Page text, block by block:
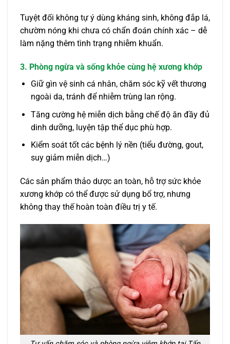
Tuyệt đối không tự ý dùng kháng sinh, không đắp lá,
chườm nóng khi chưa có chẩn đoán chính xác – dễ
làm nặng thêm tình trạng nhiễm khuẩn.
3. Phòng ngừa và sống khỏe cùng hệ xương khớp
Giữ gìn vệ sinh cá nhân, chăm sóc kỹ vết thương
ngoài da, tránh để nhiễm trùng lan rộng.
Tăng cường hệ miễn dịch bằng chế độ ăn đầy đủ
dinh dưỡng, luyện tập thể dục phù hợp.
Kiểm soát tốt các bệnh lý nền (tiểu đường, gout,
suy giảm miễn dịch…)
Các sản phẩm thảo dược an toàn, hỗ trợ sức khỏe
xương khớp có thể được sử dụng bổ trợ, nhưng
không thay thế hoàn toàn điều trị y tế.